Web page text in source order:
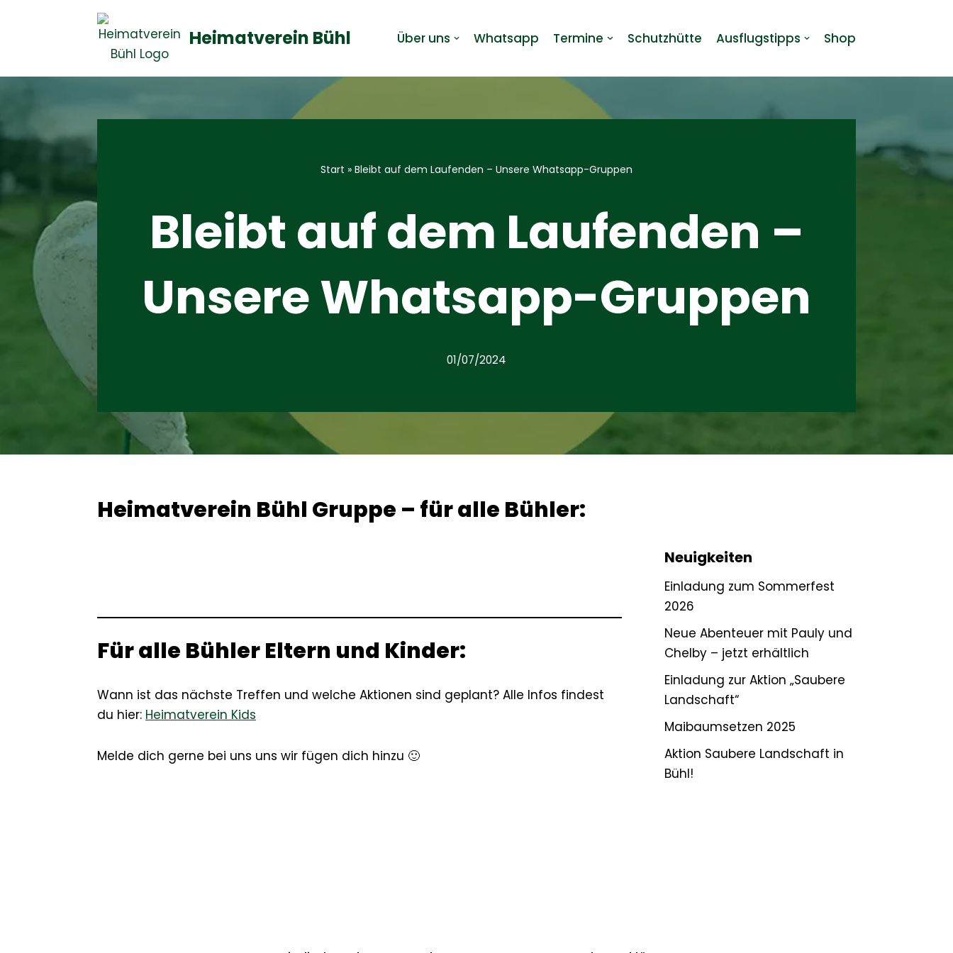
springen
Heimatverein Bühl Über uns Whatsapp Termine Schutzhütte Ausflugstipps Shop
Start » Bleibt auf dem Laufenden – Unsere Whatsapp-Gruppen
Bleibt auf dem Laufenden –
Unsere Whatsapp-Gruppen
01/07/2024
Heimatverein Bühl Gruppe – für alle Bühler:
Für alle Bühler Eltern und Kinder:
Wann ist das nächste Treffen und welche Aktionen sind geplant? Alle Infos findest
du hier: Heimatverein Kids
Melde dich gerne bei uns uns wir fügen dich hinzu 🙂
Neuigkeiten
Einladung zum Sommerfest
2026
Neue Abenteuer mit Pauly und
Chelby – jetzt erhältlich
Einladung zur Aktion „Saubere
Landschaft“
Maibaumsetzen 2025
Aktion Saubere Landschaft in
Bühl!